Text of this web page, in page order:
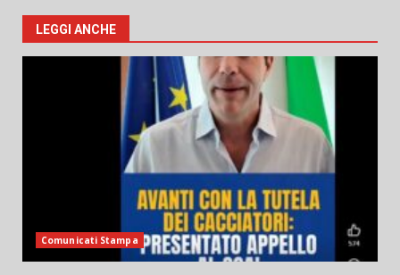
LEGGI ANCHE
Comunicati Stampa